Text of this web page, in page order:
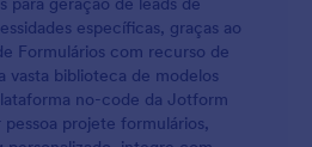
específicas, graças ao
Formulários com recurso de
vasta biblioteca de modelos
no-code da Jotform
projete formulários,